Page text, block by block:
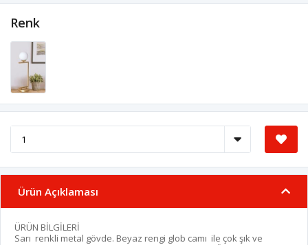
Renk
Ürün Açıklaması
ÜRÜN BİLGİLERİ
Sarı renkli metal gövde. Beyaz rengi glob camı ile çok şık ve